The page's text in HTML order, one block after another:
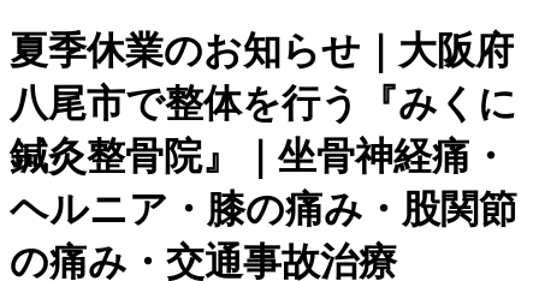
夏季休業のお知らせ｜大阪府
八尾市で整体を行う『みくに
鍼灸整骨院』｜坐骨神経痛・
ヘルニア・膝の痛み・股関節
の痛み・交通事故治療